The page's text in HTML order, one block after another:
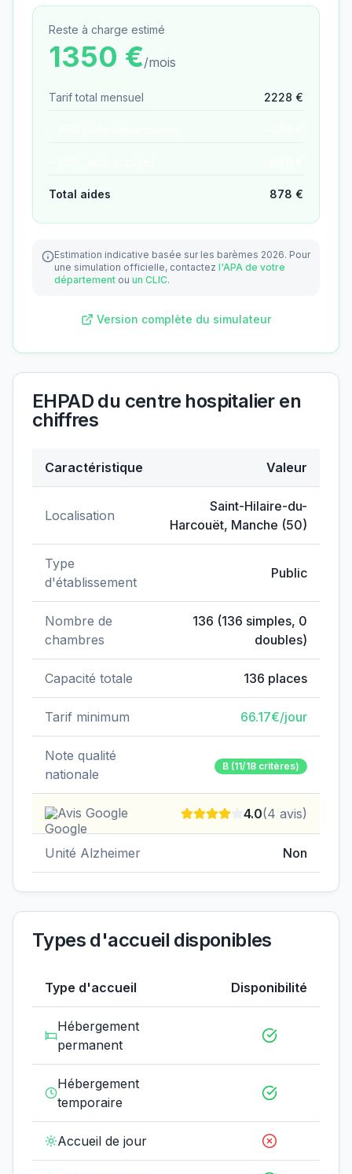
Reste à charge estimé
1350 €/mois
Tarif total mensuel 2228 €
Total aides 878 €
Estimation indicative basée sur les barèmes 2026. Pour
une simulation officielle, contactez l'APA de votre
département ou un CLIC.
Version complète du simulateur
EHPAD du centre hospitalieren
chiffres
Caractéristique Valeur
Localisation
Saint-Hilaire-du-
Harcouët, Manche (50)
Type
d'établissement
Public
Nombre de
chambres
136 (136 simples, 0
doubles)
Capacité totale 136 places
Tarif minimum 66.17€/jour
Note qualité
nationale
B (11/18 critères)
Avis Google 4.0(4 avis)
Unité Alzheimer Non
Types d'accueil disponibles
Type d'accueil Disponibilité
Hébergement
permanent
Hébergement
temporaire
Accueil de jour